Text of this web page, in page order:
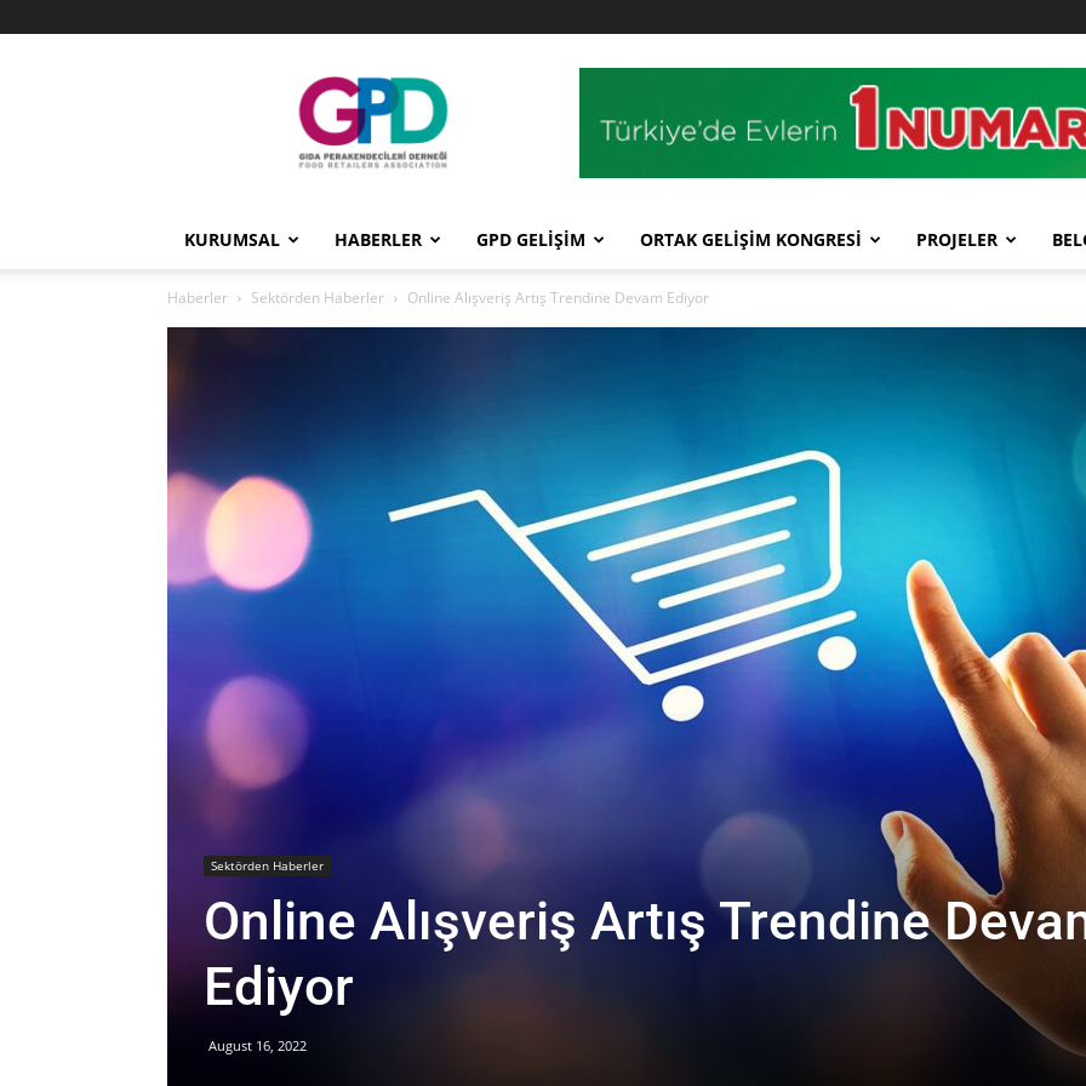
GPD
KURUMSAL HABERLER GPD GELİŞİM ORTAK GELİŞİM KONGRESİ PROJELER
Haberler Sektörden Haberler Online Alışveriş Artış Trendine Devam Ediyor
Sektörden Haberler
Online Alışveriş Artış Trendine
Ediyor
August 16, 2022